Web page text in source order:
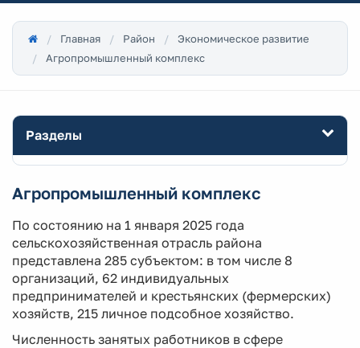
Главная Район
Экономическое развитие
Агропромышленный комплекс
Разделы
Агропромышленный комплекс
По состоянию на 1 января 2025 года
сельскохозяйственная отрасль района
представлена 285 субъектом: в том числе 8
организаций, 62 индивидуальных
предпринимателей и крестьянских (фермерских)
хозяйств, 215 личное подсобное хозяйство.
Численность занятых работников в сфере